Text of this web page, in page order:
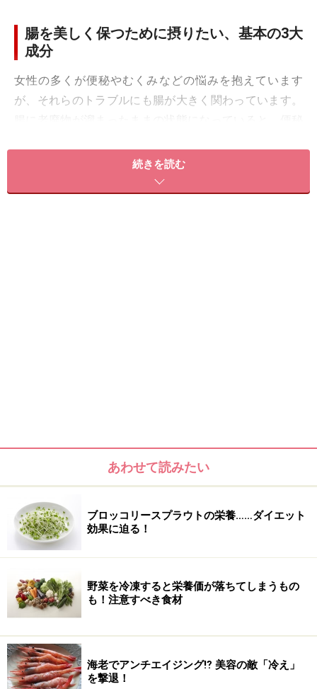
腸を美しく保つために摂りたい、基本の3大
成分
女性の多くが便秘やむくみなどの悩みを抱えています
が、それらのトラブルにも腸が大きく関わっています。
し、さらには大腸ガンの危険性も……。そんな、デリケー
ト且つ重要な働きを担っている腸。だからこそ、腸を常
ても正しい食生活。そこで、まずは
めに毎日摂りたい、基本の3大成分』
・その1：水
続きを読む
あわせて読みたい
ブロッコリースプラウトの栄養……ダイエット
効果に迫る！
野菜を冷凍すると栄養価が落ちてしまうもの
も！注意すべき食材
海老でアンチエイジング⁉ 美容の敵「冷え」
を撃退！